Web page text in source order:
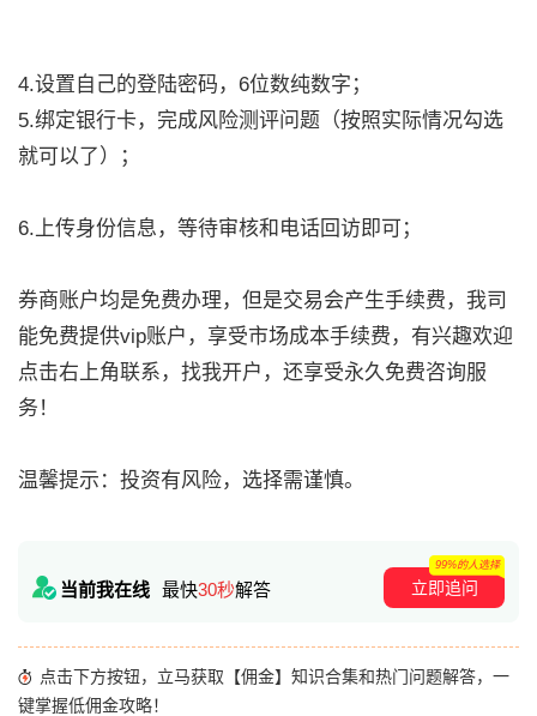
4.设置自己的登陆密码，6位数纯数字；
5.绑定银行卡，完成风险测评问题（按照实际情况勾选
就可以了）；
6.上传身份信息，等待审核和电话回访即可；
券商账户均是免费办理，但是交易会产生手续费，我司
能免费提供vip账户，享受市场成本手续费，有兴趣欢迎
点击右上角联系，找我开户，还享受永久免费咨询服
务！
温馨提示：投资有风险，选择需谨慎。
当前我在线 最快30秒解答 立即追问
99%的人选择
点击下方按钮，立马获取【佣金】知识合集和热门问题解答，一
键掌握低佣金攻略！